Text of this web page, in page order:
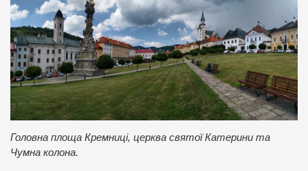
Головна площа Кремниці, церква святої Катерини та
Чумна колона.